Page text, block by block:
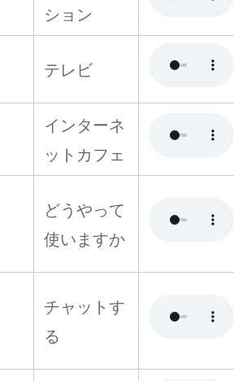
ション
テレビ
インターネ
ットカフェ
どうやって
使いますか
チャットす
る